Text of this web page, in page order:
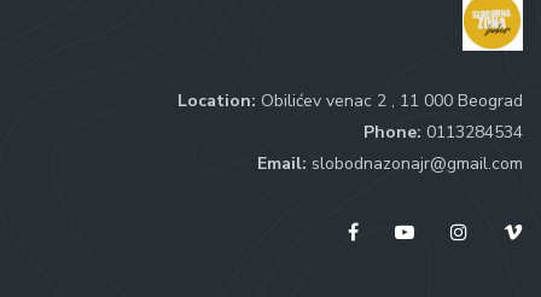
Location: Obilićev venac 2 , 11 000 Beograd
Phone: 0113284534
Email: slobodnazonajr@gmail.com